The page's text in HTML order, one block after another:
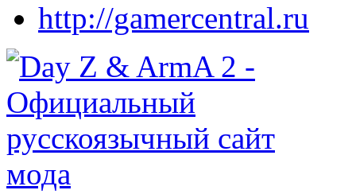
http://gamercentral.ru